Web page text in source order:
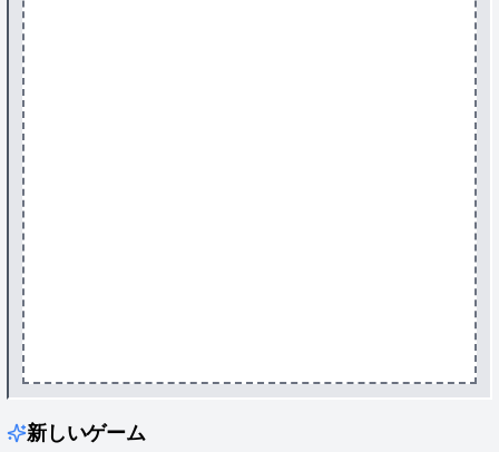
新しいゲーム